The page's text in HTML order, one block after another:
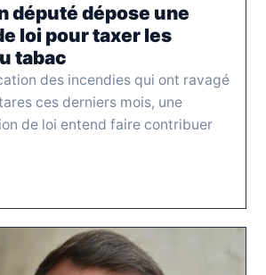
député dépose une
loi pour taxer les
tabac
des incendies qui ont ravagé
ces derniers mois, une
de loi entend faire contribuer